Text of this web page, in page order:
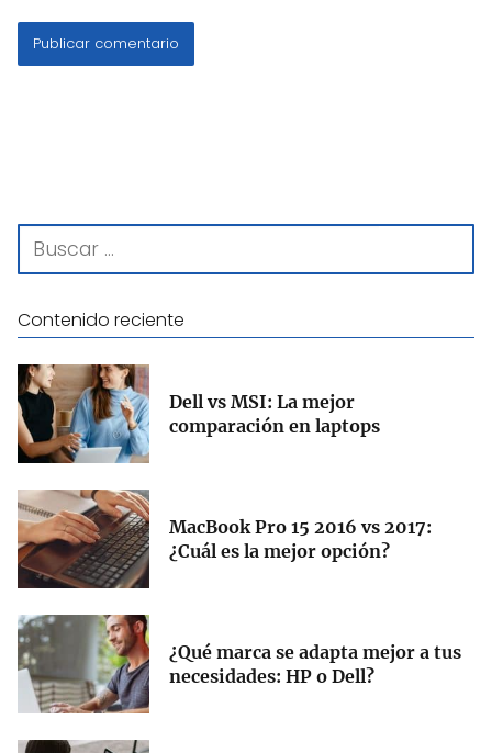
Contenido reciente
Dell vs MSI: La mejor
comparación en laptops
MacBook Pro 15 2016 vs 2017:
¿Cuál es la mejor opción?
¿Qué marca se adapta mejor a tus
necesidades: HP o Dell?